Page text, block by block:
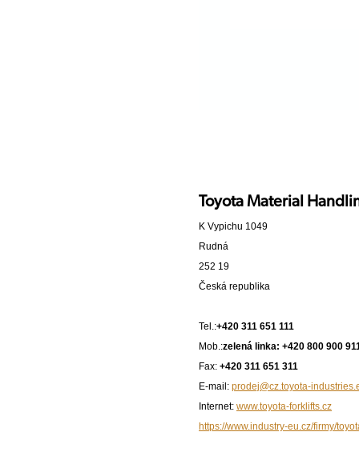
Toyota Material
K Vypichu 1049
Rudná
252 19
Česká republika
Tel.:+420 311 651 111
Mob.:zelená linka: +420 800 900
Fax: +420 311 651 311
E-mail: prodej@cz.toyota-
Internet: www.toyota-forklifts.cz
https://www.industry-eu.cz/firmy/